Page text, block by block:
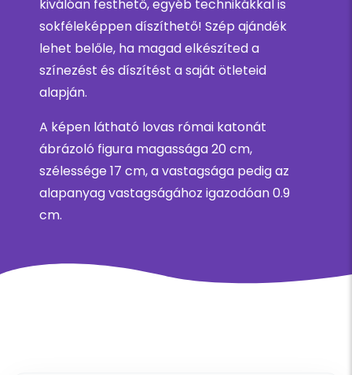
kiválóan festhető, egyéb technikákkal is
sokféleképpen díszíthető! Szép ajándék
lehet belőle, ha magad elkészíted a
színezést és díszítést a saját ötleteid
alapján.
A képen látható lovas római katonát
ábrázoló figura magassága 20 cm,
szélessége 17 cm, a vastagsága pedig az
alapanyag vastagságához igazodóan 0.9
cm.